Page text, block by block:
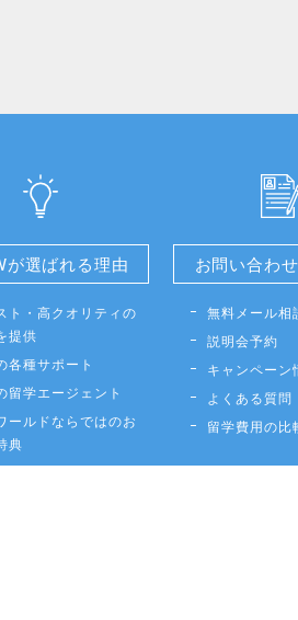
が選ばれる理由
ト・高クオリティの
提供
各種サポート
留学エージェント
ールドならではのお
典
お問い合わ
無料メール相
説明会予約
キャンペーン
よくある質問
留学費用の比